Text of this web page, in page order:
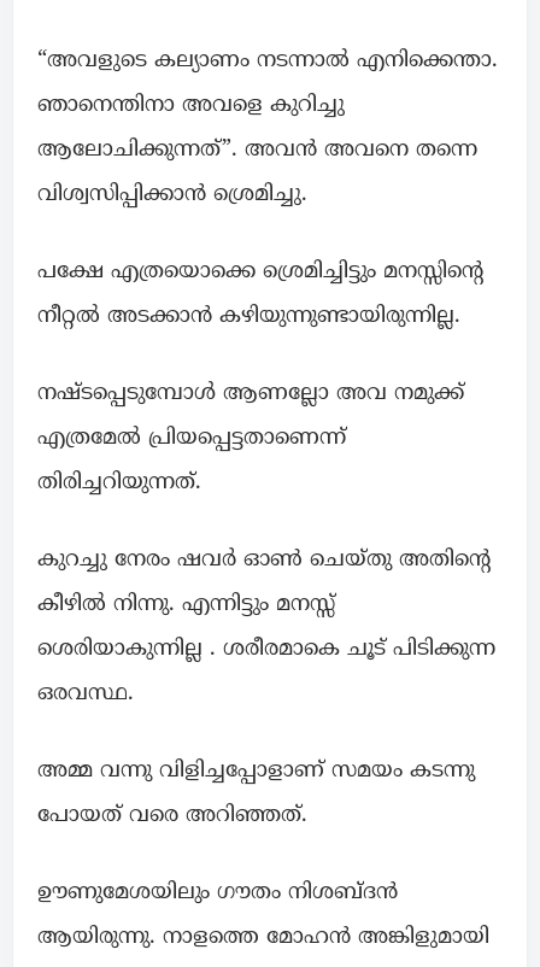
“അവളുടെ കല്യാണം നടന്നാൽ എനിക്കെന്താ.
ഞാനെന്തിനാ അവളെ കുറിച്ചു
ആലോചിക്കുന്നത്”. അവൻ അവനെ തന്നെ
വിശ്വസിപ്പിക്കാൻ ശ്രെമിച്ചു.
പക്ഷേ എത്രയൊക്കെ ശ്രെമിച്ചിട്ടും മനസ്സിന്റെ
നീറ്റൽ അടക്കാൻ കഴിയുന്നുണ്ടായിരുന്നില്ല.
നഷ്ടപ്പെടുമ്പോൾ ആണല്ലോ അവ നമുക്ക്
എത്രമേൽ പ്രിയപ്പെട്ടതാണെന്ന്
തിരിച്ചറിയുന്നത്.
കുറച്ചു നേരം ഷവർ ഓൺ ചെയ്തു അതിന്റെ
കീഴിൽ നിന്നു. എന്നിട്ടും മനസ്സ്
ശെരിയാകുന്നില്ല . ശരീരമാകെ ചൂട് പിടിക്കുന്ന
ഒരവസ്ഥ.
അമ്മ വന്നു വിളിച്ചപ്പോളാണ് സമയം കടന്നു
പോയത് വരെ അറിഞ്ഞത്.
ഊണുമേശയിലും ഗൗതം നിശബ്ദൻ
ആയിരുന്നു. നാളത്തെ മോഹൻ അങ്കിളുമായി